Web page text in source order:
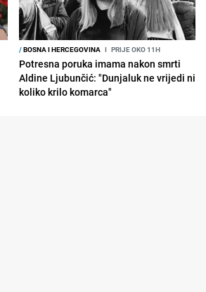
/BOSNA I HERCEGOVINA I PRIJE OKO 11H
Potresna poruka imama nakon smrti
Aldine Ljubunčić: "Dunjaluk ne vrijedi ni
koliko krilo komarca"